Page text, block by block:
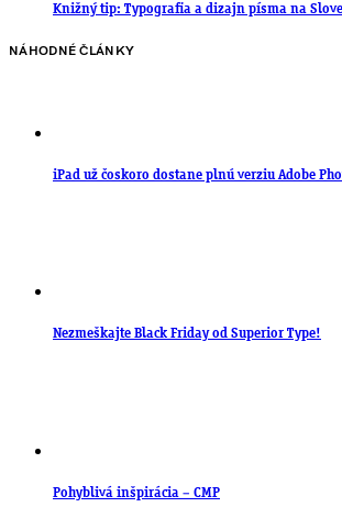
Knižný tip: Typografia a dizajn písma na
NÁHODNÉ ČLÁNKY
iPad už čoskoro dostane plnú verziu Adobe
Nezmeškajte Black Friday od Superior Type!
Pohyblivá inšpirácia – CMP